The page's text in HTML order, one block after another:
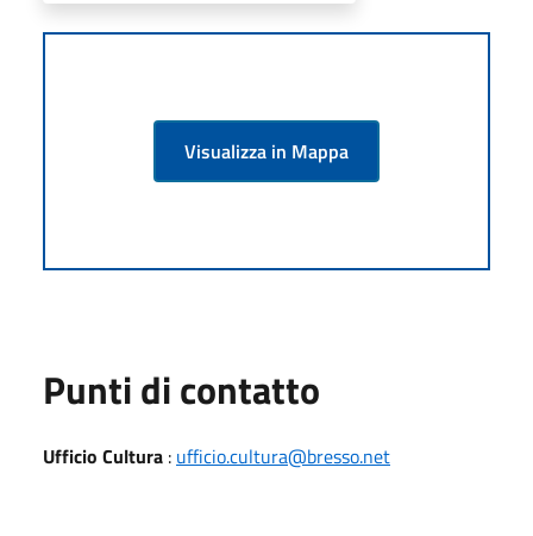
Visualizza in Mappa
Punti di contatto
Ufficio Cultura : ufficio.cultura@bresso.net